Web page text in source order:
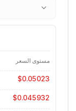
مستوى السعر
$0.05023
$0.045932